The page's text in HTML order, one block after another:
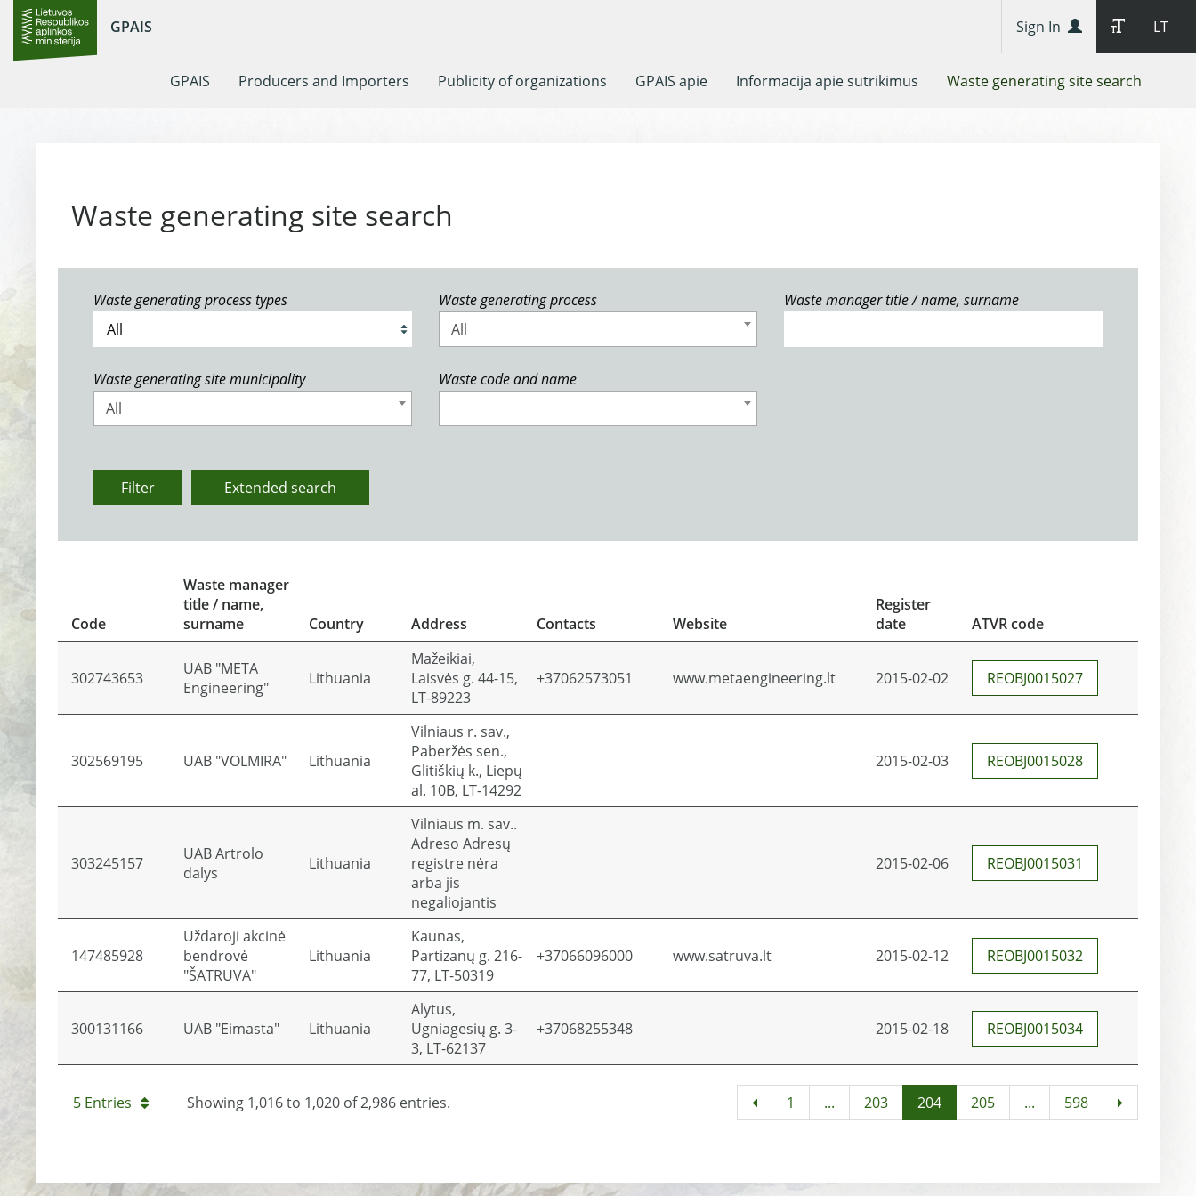
GPAIS LT
Sign In
GPAIS Producers and Importers Publicity of organizations GPAIS apie Informacija apie sutrikimus Waste generating site search
Waste generating site search
Waste generating process types
Waste generating process
All
Waste manager title / name, surname
Waste generating site municipality
All
Waste code and name
Filter Extended search
Code
Waste manager
title / name,
surname
Country Address Contacts Website
Register
date
ATVR code
302743653
UAB "META
Engineering"
Lithuania
Mažeikiai,
Laisvės g. 44-15,
LT-89223
+37062573051 www.metaengineering.lt 2015-02-02 REOBJ0015027
302569195 UAB "VOLMIRA" Lithuania
Vilniaus r. sav.,
Paberžės sen.,
Glitiškių k., Liepų
al. 10B, LT-14292
2015-02-03 REOBJ0015028
303245157
UAB Artrolo
dalys
Lithuania
Vilniaus m. sav..
Adreso Adresų
registre nėra
arba jis
negaliojantis
2015-02-06 REOBJ0015031
147485928
Uždaroji akcinė
bendrovė
"ŠATRUVA"
Lithuania
Kaunas,
Partizanų g. 216-
77, LT-50319
+37066096000 www.satruva.lt 2015-02-12 REOBJ0015032
300131166 UAB "Eimasta" Lithuania
Alytus,
Ugniagesių g. 3-
3, LT-62137
+37068255348 2015-02-18 REOBJ0015034
5 Entries Showing 1,016 to 1,020 of 2,986 entries. 1 ... 203 204 205 ... 598